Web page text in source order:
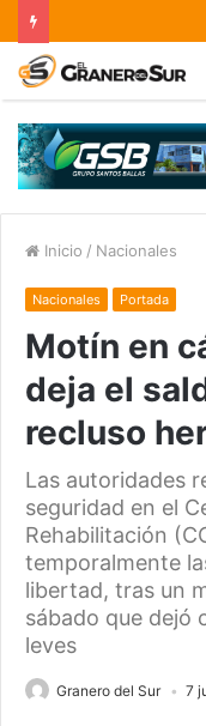
Inicio / Nacionales
Nacionales Portada
Motín en
deja el
recluso
Las autoridades
seguridad en el
Rehabilitación
temporalmente
libertad, tras un
sábado que dejó
leves
Granero del Sur 7